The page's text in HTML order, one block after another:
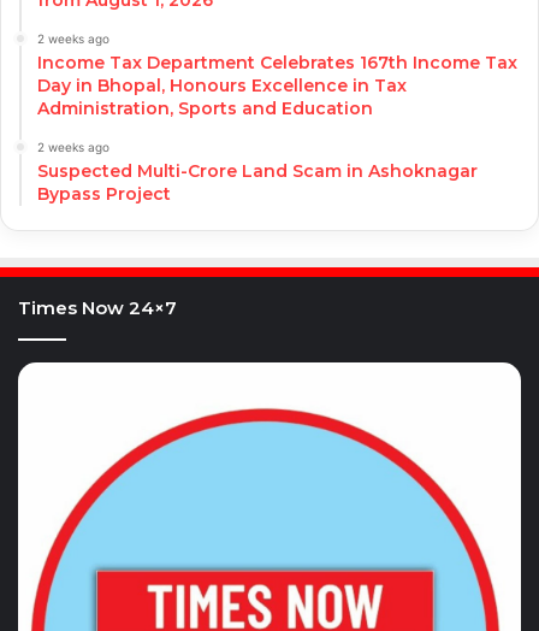
2 weeks ago
Income Tax Department Celebrates 167th Income Tax
Day in Bhopal, Honours Excellence in Tax
Administration, Sports and Education
2 weeks ago
Suspected Multi-Crore Land Scam in Ashoknagar
Bypass Project
Times Now 24×7